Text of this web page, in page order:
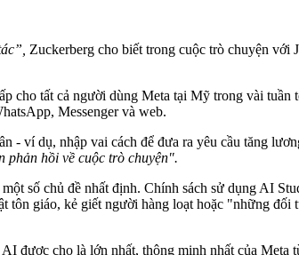
Zuckerberg cho biết trong cuộc trò chuyện với
cho tất cả người dùng Meta tại Mỹ trong vài tuần
Messenger và web.
- ví dụ, nhập vai cách để đưa ra yêu cầu tăng
phản hồi về cuộc trò chuyện".
số chủ đề nhất định. Chính sách sử dụng AI
tôn giáo, kẻ giết người hàng loạt hoặc "những đối
được cho là lớn nhất, thông minh nhất của Meta